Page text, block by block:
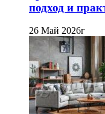
подход и
26 Май 2026г